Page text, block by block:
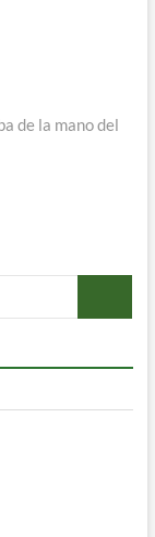
de la mano del